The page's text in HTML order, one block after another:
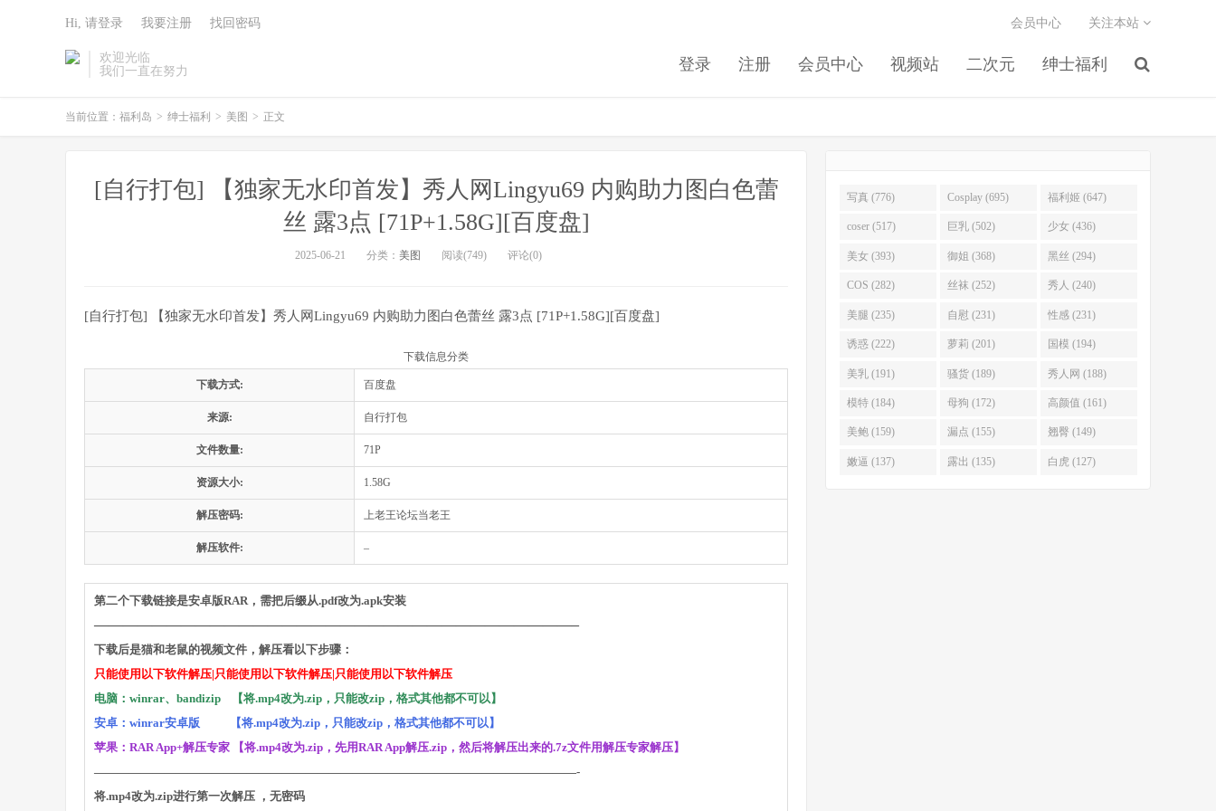
欢迎光临
我们一直在努力
登录 注册 会员中心 视频站 二次元 绅士福利
会员中心 关注本站
Hi, 请登录 我要注册 找回密码
当前位置： 福利岛 > 绅士福利 > 美图 > 正文
[自行打包] 【独家无水印首发】秀人网Lingyu69 内购助力图白色蕾
丝 露3点 [71P+1.58G][百度盘]
2025-06-21 分类： 美图 阅读(749) 评论(0)
[自行打包] 【独家无水印首发】秀人网Lingyu69 内购助力图白色蕾丝 露3点 [71P+1.58G][百度盘]
下载信息分类
下载方式: 百度盘
来源: 自行打包
文件数量: 71P
资源大小: 1.58G
解压密码: 上老王论坛当老王
解压软件: –
第二个下载链接是安卓版RAR，需把后缀从.pdf改为.apk安装
—————————————————————————————————–
下载后是猫和老鼠的视频文件，解压看以下步骤：
只能使用以下软件解压|只能使用以下软件解压|只能使用以下软件解压
电脑：winrar、bandizip 【将.mp4改为.zip，只能改zip，格式其他都不可以】
安卓：winrar安卓版 【将.mp4改为.zip，只能改zip，格式其他都不可以】
苹果：RAR App+解压专家 【将.mp4改为.zip，先用RAR App解压.zip，然后将解压出来的.7z文件用解压专家解压】
—————————————————————————————————————————-
将.mp4改为.zip进行第一次解压 ，无密码
写真 (776) Cosplay (695) 福利姬 (647)
coser (517) 巨乳 (502) 少女 (436)
美女 (393) 御姐 (368) 黑丝 (294)
COS (282) 丝袜 (252) 秀人 (240)
美腿 (235) 自慰 (231) 性感 (231)
诱惑 (222) 萝莉 (201) 国模 (194)
美乳 (191) 骚货 (189) 秀人网 (188)
模特 (184) 母狗 (172) 高颜值 (161)
美鲍 (159) 漏点 (155) 翘臀 (149)
嫩逼 (137) 露出 (135) 白虎 (127)